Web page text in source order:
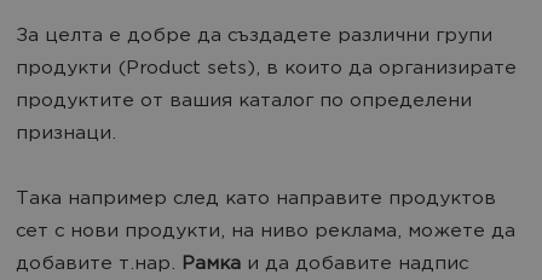
За целта е добре да създадете различни групи
продукти (Product sets), в които да организирате
продуктите от вашия каталог по определени
признаци.
Така например след като направите продуктов
сет с нови продукти, на ниво реклама, можете да
добавите т.нар. Рамка и да добавите надпис